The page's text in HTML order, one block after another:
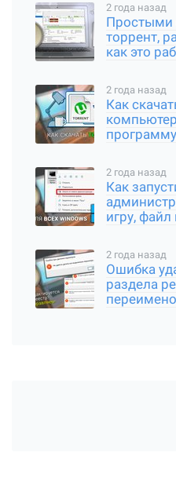
2 года назад
Простыми
торрент,
как это
2 года назад
Как
2 года назад
Как
игру,
2 года назад
Ошибка
раздела